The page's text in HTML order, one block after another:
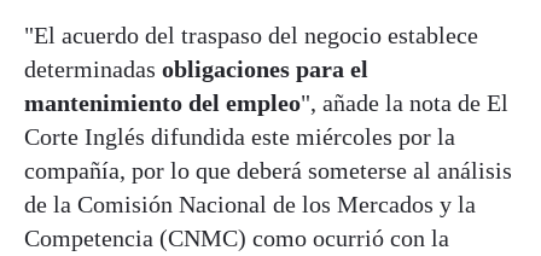
"El acuerdo del traspaso del negocio establece
determinadas obligaciones para el
mantenimiento del empleo", añade la nota de El
Corte Inglés difundida este miércoles por la
compañía, por lo que deberá someterse al análisis
de la Comisión Nacional de los Mercados y la
Competencia (CNMC) como ocurrió con la